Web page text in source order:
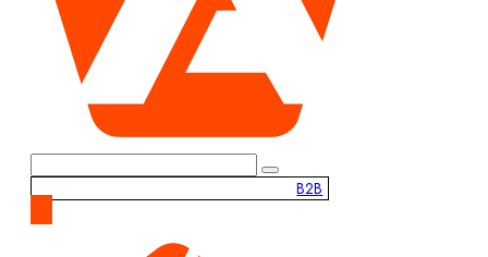
B2B